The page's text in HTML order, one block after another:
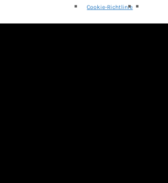
Cookie-Richtlinie